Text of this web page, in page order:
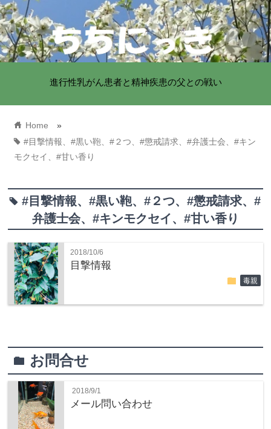
進行性乳がん患者と精神疾患の父との戦い
home Home »
tag#目撃情報、#黒い鞄、#２つ、#懲戒請求、#弁護士会、#キン
モクセイ、#甘い香り
tag#目撃情報、#黒い鞄、#２つ、#懲戒請求、#
弁護士会、#キンモクセイ、#甘い香り
2018/10/6
目撃情報
folder 毒親
folder お問合せ
2018/9/1
メール問い合わせ